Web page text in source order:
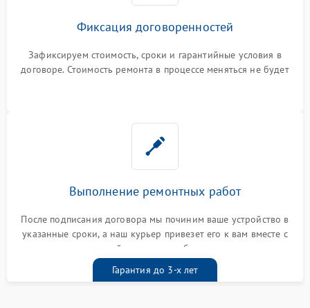
Фиксация договоренностей
Зафиксируем стоимость, сроки и гарантийные условия в
договоре. Стоимость ремонта в процессе меняться не будет
Выполнение ремонтных работ
После подписания договора мы починим ваше устройство в
указанные сроки, а наш курьер привезет его к вам вместе с
гарантийным талоном бесплатно
Гарантия до 3-х лет